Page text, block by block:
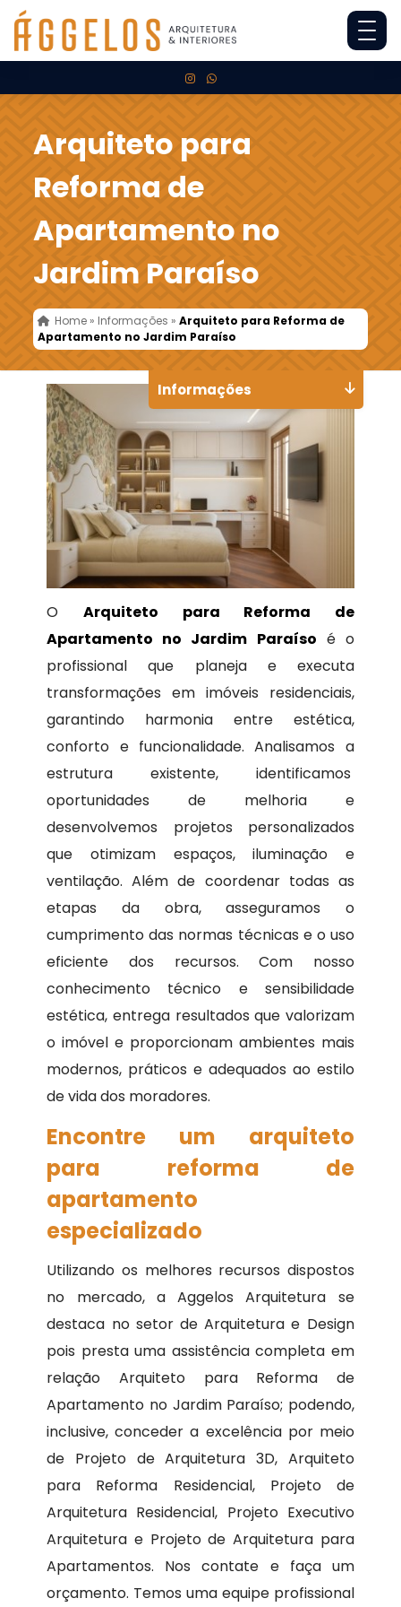
Arquiteto para
Reforma de
Apartamento no
Jardim Paraíso
Home » Informações »Arquiteto para Reforma de
Apartamento no Jardim Paraíso
O Arquiteto para Reforma de
Apartamento no Jardim Paraíso é o
profissional que planeja e executa
transformações em imóveis residenciais,
garantindo harmonia entre estética,
conforto e funcionalidade. Analisamos a
estrutura existente, identificamos
oportunidades de melhoria e
desenvolvemos projetos personalizados
que otimizam espaços, iluminação e
ventilação. Além de coordenar todas as
etapas da obra, asseguramos o
cumprimento das normas técnicas e o uso
eficiente dos recursos. Com nosso
conhecimento técnico e sensibilidade
estética, entrega resultados que valorizam
o imóvel e proporcionam ambientes mais
modernos, práticos e adequados ao estilo
de vida dos moradores.
Encontre um arquiteto
para reforma de
apartamento
especializado
Utilizando os melhores recursos dispostos
no mercado, a Aggelos Arquitetura se
destaca no setor de Arquitetura e Design
pois presta uma assistência completa em
relação Arquiteto para Reforma de
Apartamento no Jardim Paraíso; podendo,
inclusive, conceder a excelência por meio
de Projeto de Arquitetura 3D, Arquiteto
para Reforma Residencial, Projeto de
Arquitetura Residencial, Projeto Executivo
Arquitetura e Projeto de Arquitetura para
Apartamentos. Nos contate e faça um
orçamento. Temos uma equipe profissional
Informações